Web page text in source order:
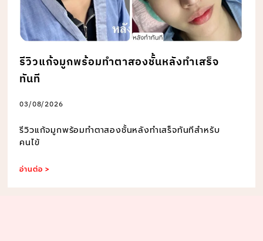
รีวิวแก้จมูกพร้อมทำตาสองชั้นหลังทำเสร็จ
ทันที
03/08/2026
รีวิวแก้จมูกพร้อมทำตาสองชั้นหลังทำเสร็จทันทีสำหรับ
คนไข้
อ่านต่อ >